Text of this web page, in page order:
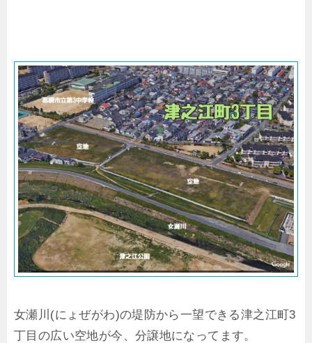
女瀬川(にょぜがわ)の堤防から一望できる津之江町3
丁目の広い空地が今、分譲地になってます。